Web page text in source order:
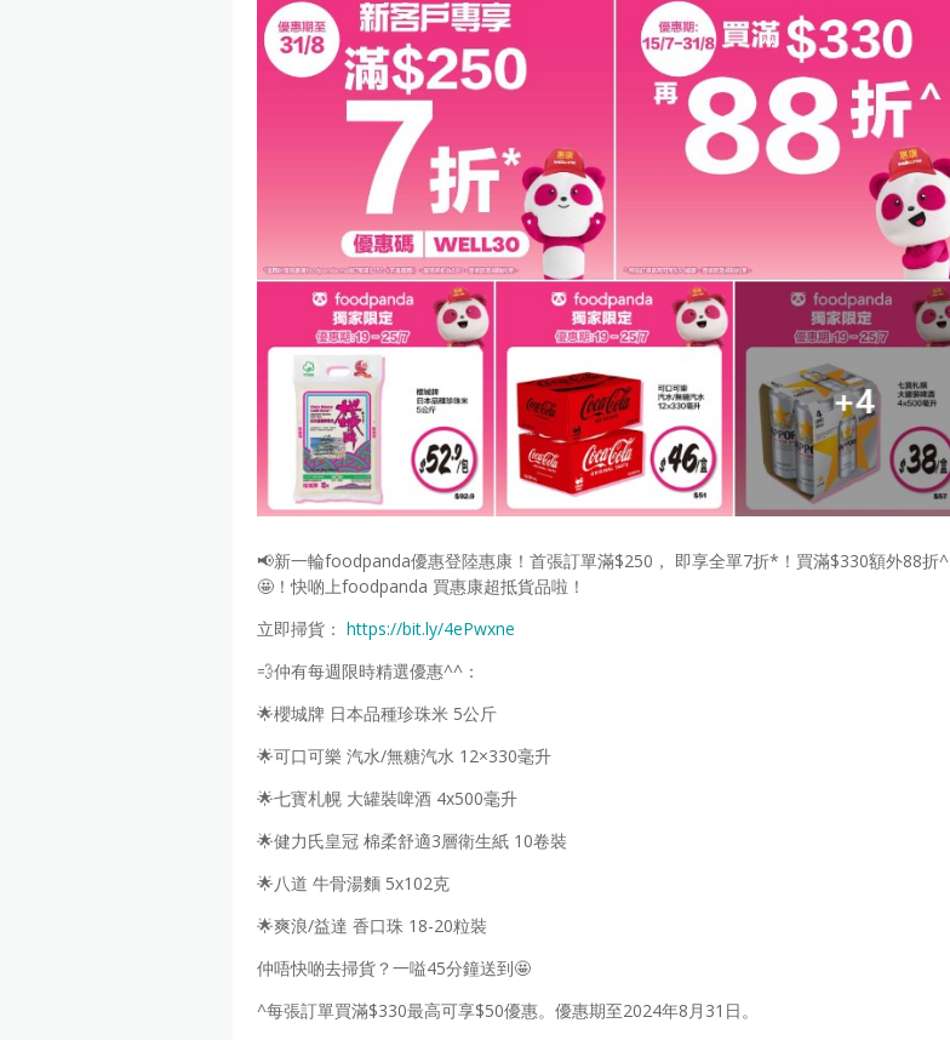
📢新一輪foodpanda優惠登陸惠康！首張訂單滿$250， 即享全單7折*！買滿$330額外88折^
🤩！快啲上foodpanda 買惠康超抵貨品啦！
立即掃貨： https://bit.ly/4ePwxne
💨仲有每週限時精選優惠^^：
🌟櫻城牌 日本品種珍珠米 5公斤
🌟可口可樂 汽水/無糖汽水 12×330毫升
🌟七寳札幌 大罐裝啤酒 4x500毫升
🌟健力氏皇冠 棉柔舒適3層衛生紙 10卷裝
🌟八道 牛骨湯麵 5x102克
🌟爽浪/益達 香口珠 18-20粒裝
仲唔快啲去掃貨？一嗌45分鐘送到🤩
^每張訂單買滿$330最高可享$50優惠。優惠期至2024年8月31日。